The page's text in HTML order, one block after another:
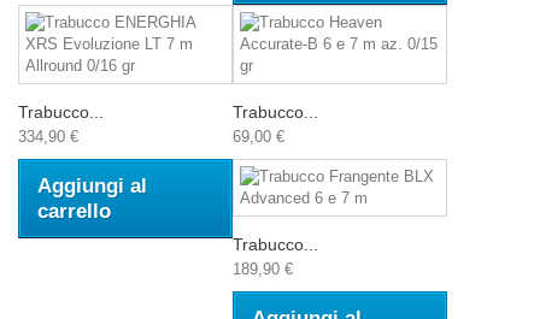
Trabucco...
334,90 €
Aggiungi al
carrello
Trabucco...
69,00 €
Trabucco...
189,90 €